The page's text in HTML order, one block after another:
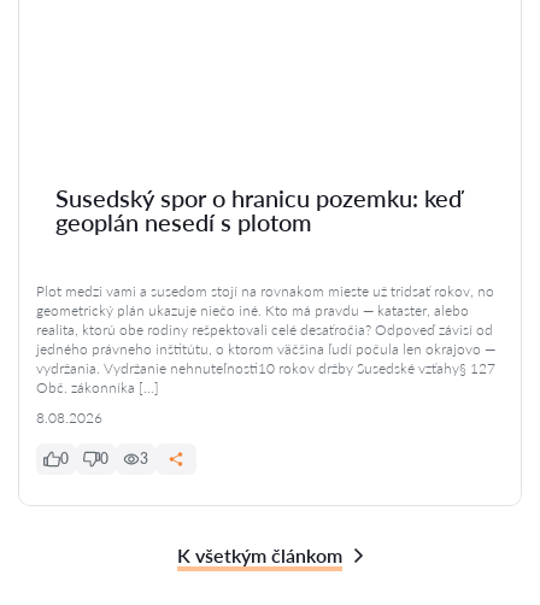
Susedský spor o hranicu pozemku: keď
geoplán nesedí s plotom
Plot medzi vami a susedom stojí na rovnakom mieste už tridsať rokov, no
geometrický plán ukazuje niečo iné. Kto má pravdu — kataster, alebo
realita, ktorú obe rodiny rešpektovali celé desaťročia? Odpoveď závisí od
jedného právneho inštitútu, o ktorom väčšina ľudí počula len okrajovo —
vydržania. Vydržanie nehnuteľnosti10 rokov držby Susedské vzťahy§ 127
Obč. zákonníka […]
8.08.2026
0 0 3
K všetkým článkom